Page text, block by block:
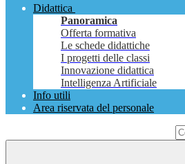
Didattica
Panoramica
Offerta formativa
Le schede didattiche
I progetti delle classi
Innovazione didattica
Intelligenza Artificiale
Info utili
Area riservata del personale